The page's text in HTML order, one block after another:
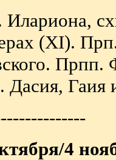
(XI).
Прпп.
Гаия
4